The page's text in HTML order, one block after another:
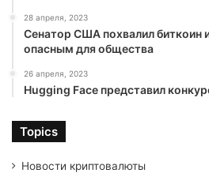
28 апреля, 2023
Сенатор США похвалил биткоин и
опасным для общества
26 апреля, 2023
Hugging Face представил
Topics
Новости криптовалюты